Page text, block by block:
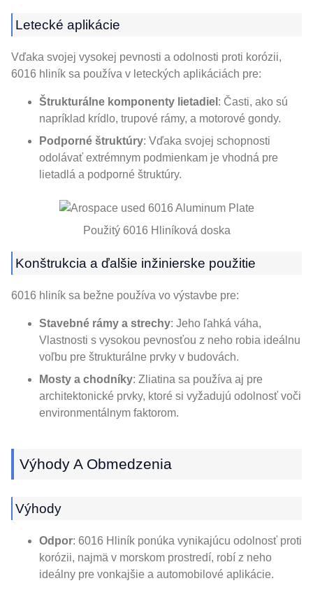
Letecké aplikácie
Vďaka svojej vysokej pevnosti a odolnosti proti korózii,
6016 hliník sa používa v leteckých aplikáciách pre:
Štrukturálne komponenty lietadiel : Časti, ako sú
napríklad krídlo, trupové rámy, a motorové gondy.
Podporné štruktúry: Vďaka svojej schopnosti
odolávať extrémnym podmienkam je vhodná pre
lietadlá a podporné štruktúry.
Použitý 6016 Hliníková doska
Konštrukcia a ďalšie inžinierske použitie
6016 hliník sa bežne používa vo výstavbe pre:
Stavebné rámy a strechy: Jeho ľahká váha,
Vlastnosti s vysokou pevnosťou z neho robia ideálnu
voľbu pre štrukturálne prvky v budovách.
Mosty a chodníky: Zliatina sa používa aj pre
architektonické prvky, ktoré si vyžadujú odolnosť voči
environmentálnym faktorom.
Výhody A Obmedzenia
Výhody
Odpor: 6016 Hliník ponúka vynikajúcu odolnosť proti
korózii, najmä v morskom prostredí, robí z neho
ideálny pre vonkajšie a automobilové aplikácie.